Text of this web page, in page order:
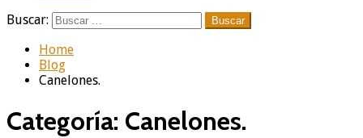
Buscar:
Home
Blog
Canelones.
Categoría: Canelones.